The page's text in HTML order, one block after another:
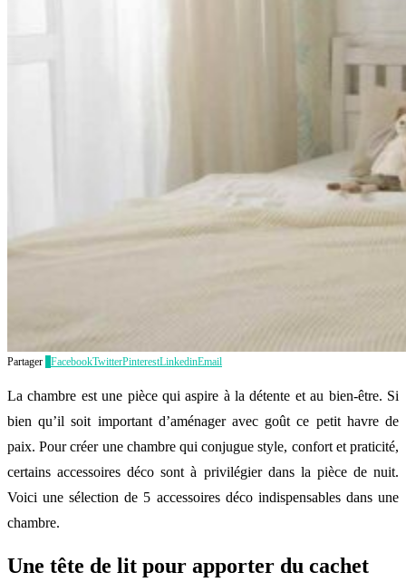
Partager FacebookTwitterPinterestLinkedinEmail
La chambre est une pièce qui aspire à la détente et au bien-être. Si
bien qu’il soit important d’aménager avec goût ce petit havre de
paix. Pour créer une chambre qui conjugue style, confort et praticité,
certains accessoires déco sont à privilégier dans la pièce de nuit.
Voici une sélection de 5 accessoires déco indispensables dans une
chambre.
Une tête de lit pour apporter du cachet